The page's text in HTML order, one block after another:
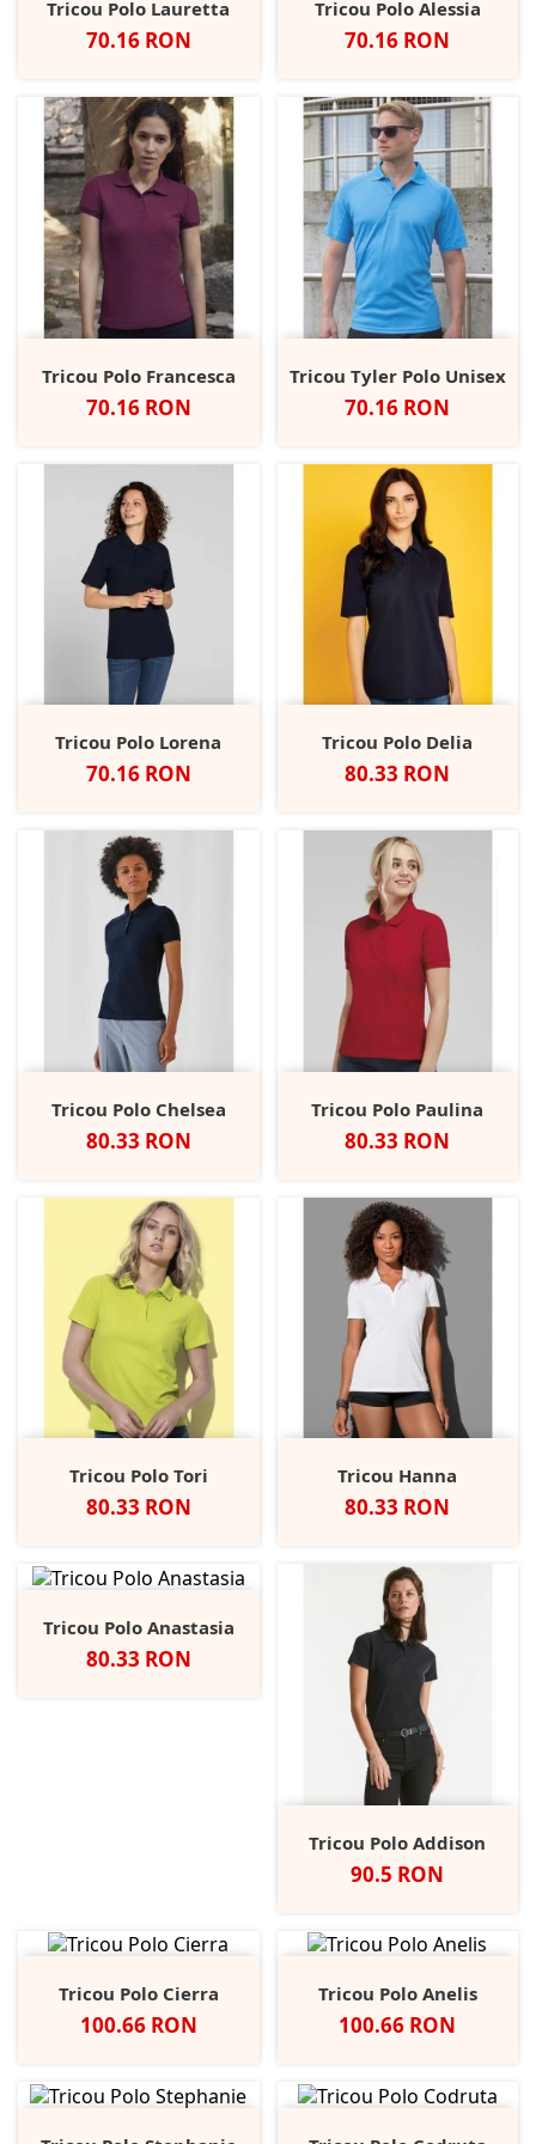
Tricou Polo Lauretta
Pret
70.16 RON
Tricou Polo Alessia
Pret
70.16 RON
Tricou Polo Francesca
Pret
70.16 RON
Tricou Tyler Polo Unisex
Pret
70.16 RON
Tricou Polo Lorena
Pret
70.16 RON
Tricou Polo Delia
Pret
80.33 RON
Tricou Polo Chelsea
Pret
80.33 RON
Tricou Polo Paulina
Pret
80.33 RON
Tricou Polo Tori
Pret
80.33 RON
Tricou Hanna
Pret
80.33 RON
Tricou Polo Anastasia
Pret
80.33 RON
Tricou Polo Addison
Pret
90.5 RON
Tricou Polo Cierra
Pret
100.66 RON
Tricou Polo Anelis
Pret
100.66 RON